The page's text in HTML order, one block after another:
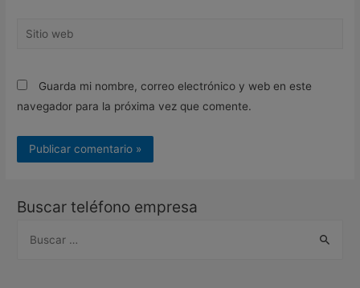
Sitio
Guarda mi nombre, correo electrónico y web en este
navegador para la próxima vez que comente.
Buscar teléfono empresa